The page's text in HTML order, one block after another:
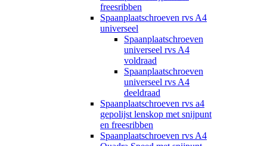
freesribben
Spaanplaatschroeven rvs A4
universeel
Spaanplaatschroeven
universeel rvs A4
voldraad
Spaanplaatschroeven
universeel rvs A4
deeldraad
Spaanplaatschroeven rvs a4
gepolijst lenskop met snijpunt
en freesribben
Spaanplaatschroeven rvs A4